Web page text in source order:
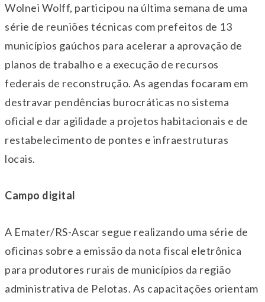
Wolnei Wolff, participou na última semana de uma
série de reuniões técnicas com prefeitos de 13
municípios gaúchos para acelerar a aprovação de
planos de trabalho e a execução de recursos
federais de reconstrução. As agendas focaram em
destravar pendências burocráticas no sistema
oficial e dar agilidade a projetos habitacionais e de
restabelecimento de pontes e infraestruturas
locais.
Campo digital
A Emater/RS-Ascar segue realizando uma série de
oficinas sobre a emissão da nota fiscal eletrônica
para produtores rurais de municípios da região
administrativa de Pelotas. As capacitações orientam